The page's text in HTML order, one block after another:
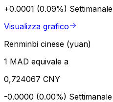
+0.0001 (0.09%) Settimanale
Visualizza grafico
Renminbi cinese (yuan)
1 MAD equivale a
0,724067 CNY
-0.0000 (0.00%) Settimanale